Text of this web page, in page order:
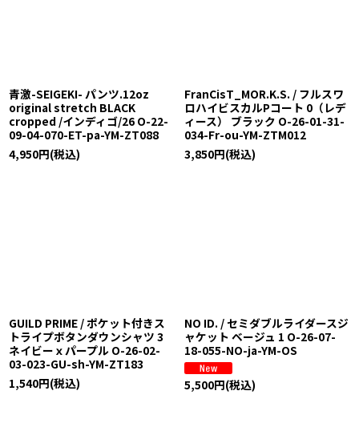
青激-SEIGEKI- パンツ.12oz
original stretch BLACK
cropped /インディゴ/26 O-22-
09-04-070-ET-pa-YM-ZT088
4,950円(税込)
FranCisT_MOR.K.S. / フルスワ
ロハイビスカルPコート 0（レデ
ィース） ブラック O-26-01-31-
034-Fr-ou-YM-ZTM012
3,850円(税込)
GUILD PRIME / ポケット付きス
トライプボタンダウンシャツ 3
ネイビーｘパープル O-26-02-
03-023-GU-sh-YM-ZT183
1,540円(税込)
NO ID. / セミダブルライダースジ
ャケット ベージュ 1 O-26-07-
18-055-NO-ja-YM-OS
5,500円(税込)